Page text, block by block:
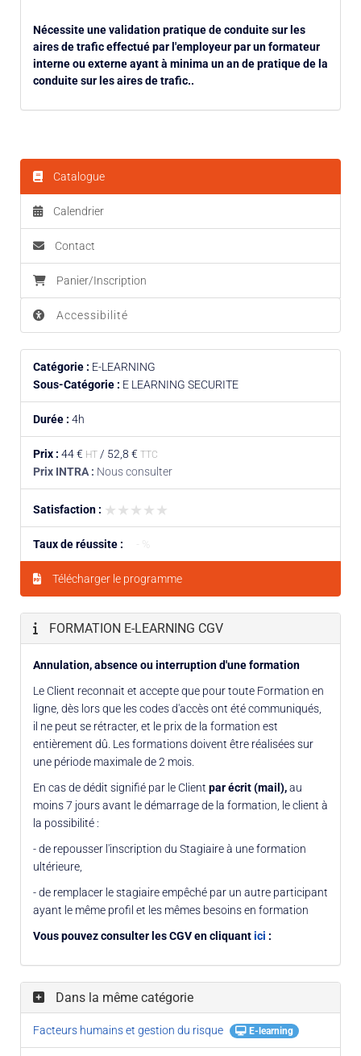
Nécessite une validation pratique de conduite sur les
aires de trafic effectué par l'employeur par un formateur
interne ou externe ayant à minima un an de pratique de la
conduite sur les aires de trafic..
Catalogue
Calendrier
Contact
Panier/Inscription
Accessibilité
Catégorie : E-LEARNING
Sous-Catégorie : E LEARNING SECURITE
Durée : 4h
Prix : 44 € HT / 52,8 € TTC
Prix INTRA : Nous consulter
Satisfaction : ★★★★★
★★★★★
Taux de réussite :
Télécharger le programme
FORMATION E-LEARNING CGV
Annulation, absence ou interruption d'une formation
Le Client reconnait et accepte que pour toute Formation en
ligne, dès lors que les codes d'accès ont été communiqués,
il ne peut se rétracter, et le prix de la formation est
entièrement dû. Les formations doivent être réalisées sur
une période maximale de 2 mois.
En cas de dédit signifié par le Client par écrit (mail),au
moins 7 jours avant le démarrage de la formation, le client à
la possibilité :
- de repousser l'inscription du Stagiaire à une formation
ultérieure,
- de remplacer le stagiaire empêché par un autre participant
ayant le même profil et les mêmes besoins en formation
Vous pouvez consulter les CGV en cliquantici :
Dans la même catégorie
Facteurs humains et gestion du risque E-learning